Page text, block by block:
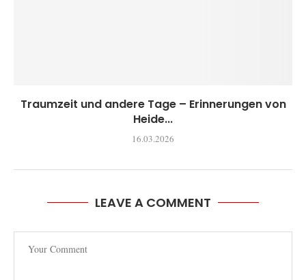
Traumzeit und andere Tage – Erinnerungen von
Heide...
16.03.2026
LEAVE A COMMENT